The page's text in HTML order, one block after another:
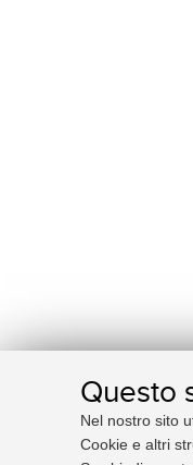
Questo
Nel nostro sito
Cookie e altri